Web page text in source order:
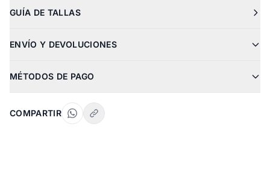
GUÍA DE TALLAS
ENVÍO Y DEVOLUCIONES
MÉTODOS DE PAGO
COMPARTIR